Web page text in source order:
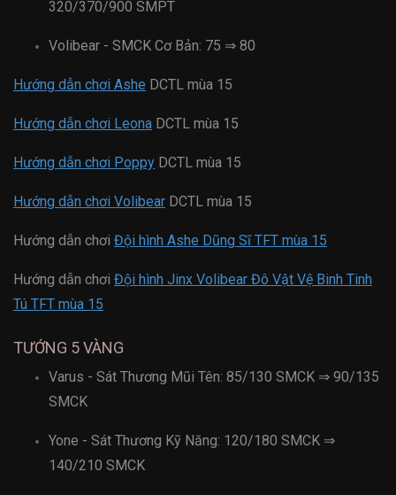
320/370/900 SMPT
Volibear - SMCK Cơ Bản: 75 ⇒ 80
Hướng dẫn chơi Ashe DCTL mùa 15
Hướng dẫn chơi Leona DCTL mùa 15
Hướng dẫn chơi Poppy DCTL mùa 15
Hướng dẫn chơi Volibear DCTL mùa 15
Hướng dẫn chơi Đội hình Ashe Dũng Sĩ TFT mùa 15
Hướng dẫn chơi Đội hình Jinx Volibear Đô Vật Vệ Binh Tinh
Tú TFT mùa 15
TƯỚNG 5 VÀNG
Varus - Sát Thương Mũi Tên: 85/130 SMCK ⇒ 90/135
SMCK
Yone - Sát Thương Kỹ Năng: 120/180 SMCK ⇒
140/210 SMCK